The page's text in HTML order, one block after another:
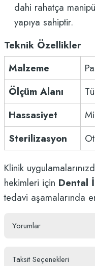
dahi rahatça
yapıya sahiptir.
Teknik Özellikler
Malzeme
Ölçüm Alanı
Hassasiyet
Sterilizasyon
Klinik
hekimleri için Dental
tedavi aşamalarında
Yorumlar
Taksit Seçenekleri